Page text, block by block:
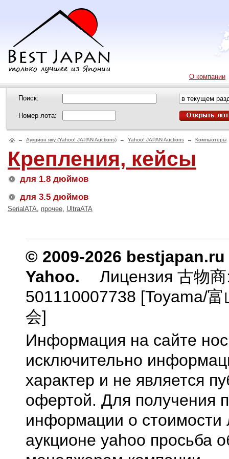
О компании
Поиск:
Номер лота:
→ Аукцион яху (Yahoo! JAPAN Auctions) → Yahoo! JAPAN Auctions → Компьютеры
Крепления, кейсы
для 1.8 дюймов
для 3.5 дюймов
SerialATA, прочее, UltraATA
© 2009-2026
Yahoo.
Лицензия 古物
501110007738 [Toyama/
会]
Информация на сайте
исключительно
характер и не является
офертой. Для получения
информации о стоимости
аукционе yahoo просьба